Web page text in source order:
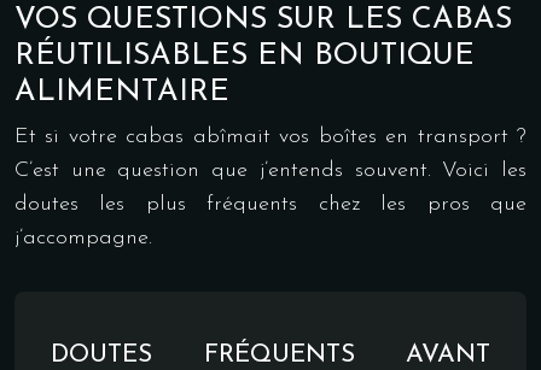
VOS QUESTIONS SUR LES CABAS
RÉUTILISABLES EN BOUTIQUE
ALIMENTAIRE
Et si votre cabas abîmait vos boîtes en transport ?
C’est une question que j’entends souvent. Voici les
doutes les plus fréquents chez les pros que
j’accompagne.
DOUTES FRÉQUENTS AVANT